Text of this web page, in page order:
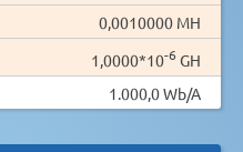
0,0010000 MH
1,0000*10-6 GH
1.000,0 Wb/A